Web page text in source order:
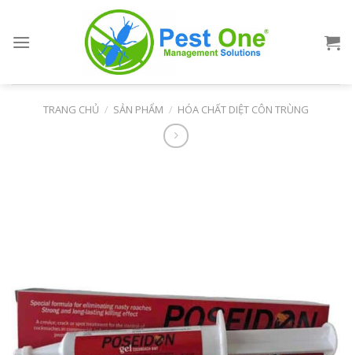
content
TRANG CHỦ / SẢN PHẨM / HÓA CHẤT DIỆT CÔN TRÙNG